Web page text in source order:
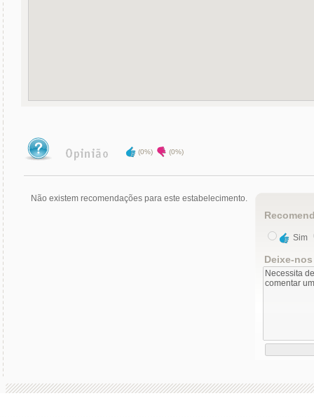
(0%) (0%)
Não existem recomendações para este estabelecimento.
Sim
Deixe-